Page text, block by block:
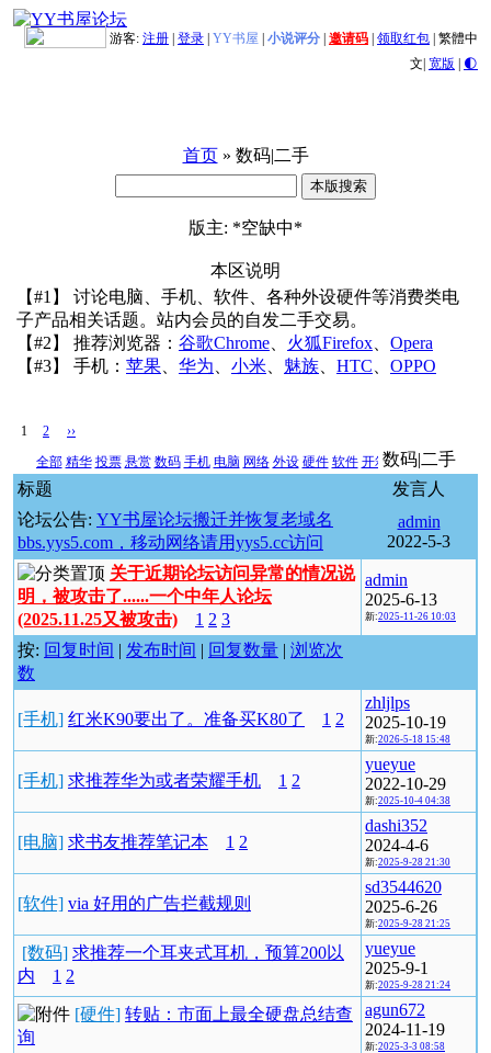
游客: 注册 登录 YY书屋 小说评分 邀请码 领取红包 繁體中
文| 宽版 | 🌓
首页» 数码|二手
版主: *空缺中*
本区说明
【#1】 讨论电脑、手机、软件、各种外设硬件等消费类电
子产品相关话题。站内会员的自发二手交易。
【#2】 推荐浏览器： 谷歌Chrome 火狐Firefox
Opera
【#3】 手机： 苹果 华为 小米 魅族 HTC OPPO
1 2
››
全部 精华 投票 悬赏 数码 手机 电脑 网络 外设 硬件 软件 开箱 二手交易 新闻
数码|二手
标题
发言人
论坛公告: YY书屋论坛搬迁并恢复老域名
bbs.yys5.com，移动网络请用yys5.cc访问
admin
2022-5-3
关于近期论坛访问异常的情况说
明，被攻击了......一个中年人论坛
(2025.11.25又被攻击)
1 2 3
admin
2025-6-13
新:2025-11-26 10:03
按: 回复时间 | 发布时间 | 回复数量 | 浏览次
数
[手机] 红米K90要出了。准备买K80了 1 2
zhljlps
2025-10-19
新:2026-5-18 15:48
[手机] 求推荐华为或者荣耀手机 1 2
yueyue
2022-10-29
新:2025-10-4 04:38
[电脑] 求书友推荐笔记本 1 2
dashi352
2024-4-6
新:2025-9-28 21:30
[软件] via 好用的广告拦截规则
sd3544620
2025-6-26
新:2025-9-28 21:25
[数码] 求推荐一个耳夹式耳机，预算200以
内
1 2
yueyue
2025-9-1
新:2025-9-28 21:24
[硬件] 转贴：市面上最全硬盘总结查
询
agun672
2024-11-19
新:2025-3-3 08:58